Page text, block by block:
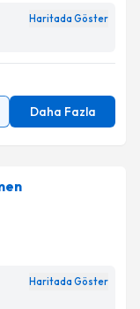
Haritada Göster
Daha Fazla
Haritada Göster